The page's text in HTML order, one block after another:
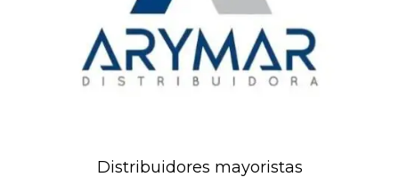
Distribuidores mayoristas